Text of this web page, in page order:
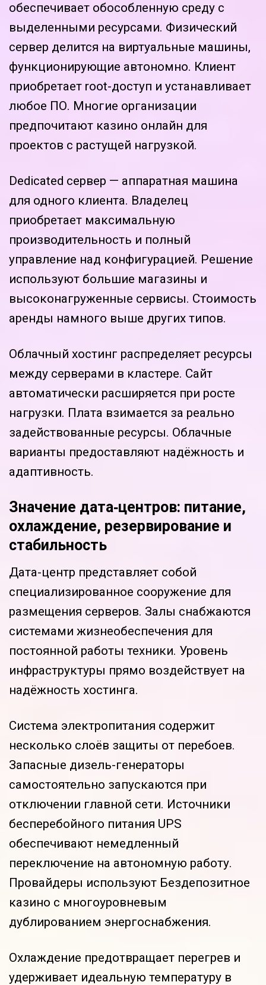
обеспечивает обособленную среду с
выделенными ресурсами. Физический
сервер делится на виртуальные машины,
функционирующие автономно. Клиент
приобретает root-доступ и устанавливает
любое ПО. Многие организации
предпочитают казино онлайн для
проектов с растущей нагрузкой.
Dedicated сервер — аппаратная машина
для одного клиента. Владелец
приобретает максимальную
производительность и полный
управление над конфигурацией. Решение
используют большие магазины и
высоконагруженные сервисы. Стоимость
аренды намного выше других типов.
Облачный хостинг распределяет ресурсы
между серверами в кластере. Сайт
автоматически расширяется при росте
нагрузки. Плата взимается за реально
задействованные ресурсы. Облачные
варианты предоставляют надёжность и
адаптивность.
Значение дата‑центров: питание,
охлаждение, резервирование и
стабильность
Дата-центр представляет собой
специализированное сооружение для
размещения серверов. Залы снабжаются
системами жизнеобеспечения для
постоянной работы техники. Уровень
инфраструктуры прямо воздействует на
надёжность хостинга.
Система электропитания содержит
несколько слоёв защиты от перебоев.
Запасные дизель-генераторы
самостоятельно запускаются при
отключении главной сети. Источники
бесперебойного питания UPS
обеспечивают немедленный
переключение на автономную работу.
Провайдеры используют Бездепозитное
казино с многоуровневым
дублированием энергоснабжения.
Охлаждение предотвращает перегрев и
удерживает идеальную температуру в